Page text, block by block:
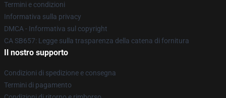
Termini e condizioni
Informativa sulla privacy
DMCA - Informativa sul copyright
CA SB657: Legge sulla trasparenza della catena di fornitura
Il nostro supporto
Condizioni di spedizione e consegna
Termini di pagamento